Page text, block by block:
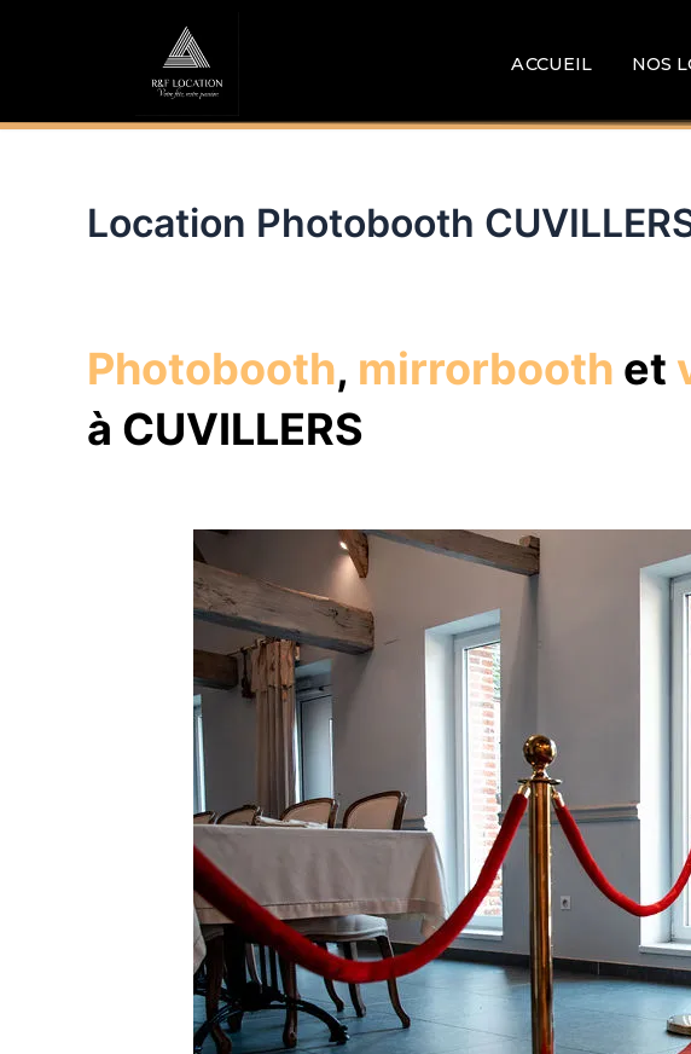
ACCUEIL NOS
Location Photobooth
Photobooth, mirrorbooth et
à CUVILLERS